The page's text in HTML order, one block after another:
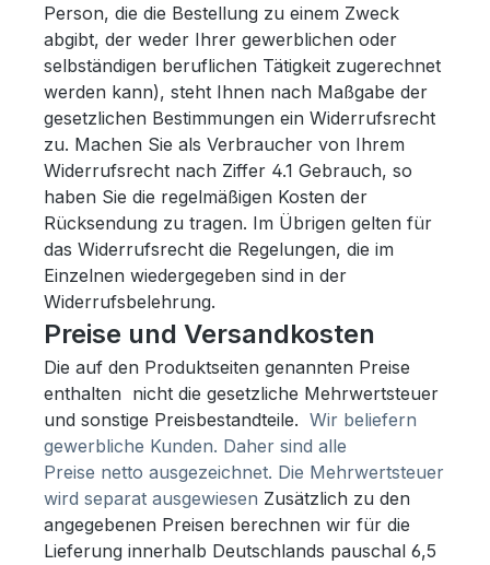
Person, die die Bestellung zu einem Zweck
abgibt, der weder Ihrer gewerblichen oder
selbständigen beruflichen Tätigkeit zugerechnet
werden kann), steht Ihnen nach Maßgabe der
gesetzlichen Bestimmungen ein Widerrufsrecht
zu. Machen Sie als Verbraucher von Ihrem
Widerrufsrecht nach Ziffer 4.1 Gebrauch, so
haben Sie die regelmäßigen Kosten der
Rücksendung zu tragen. Im Übrigen gelten für
das Widerrufsrecht die Regelungen, die im
Einzelnen wiedergegeben sind in der
Widerrufsbelehrung.
Preise und Versandkosten
Die auf den Produktseiten genannten Preise
enthalten nicht die gesetzliche Mehrwertsteuer
und sonstige Preisbestandteile. Wir beliefern
gewerbliche Kunden. Daher sind alle
Preise netto ausgezeichnet. Die Mehrwertsteuer
wird separat ausgewiesen Zusätzlich zu den
angegebenen Preisen berechnen wir für die
Lieferung innerhalb Deutschlands pauschal 6,5